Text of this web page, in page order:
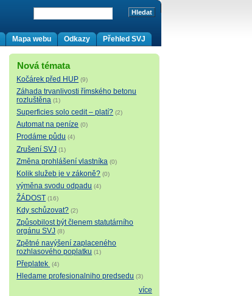
Přehled SVJ
Odkazy
Mapa webu
Nová témata
Kočárek před HUP (9)
Záhada trvanlivosti římského betonu
rozluštěna (1)
Superficies solo cedit – platí? (2)
Automat na peníze (0)
Prodáme půdu (4)
Zrušení SVJ (1)
Změna prohlášení vlastníka (0)
Kolik služeb je v zákoně? (0)
výměna svodu odpadu (4)
ŽÁDOST (16)
Kdy schůzovat? (2)
Způsobilost být členem statutárního
orgánu SVJ (8)
Zpětné navýšení zaplaceného
rozhlasového poplatku (1)
Přeplatek (4)
Hledame profesionalniho predsedu (3)
více